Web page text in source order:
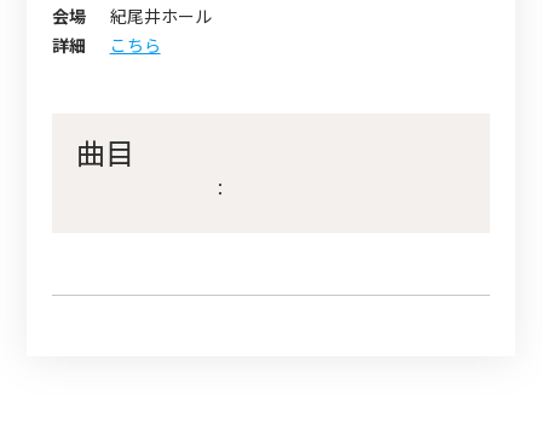
会場
紀尾井ホール
詳細
こちら
曲目
：